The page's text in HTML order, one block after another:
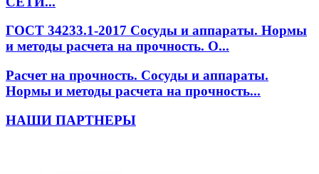
ГОСТ 34233.1-2017 Сосуды и аппараты. Нормы
и методы расчета на прочность. О...
Расчет на прочность. Сосуды и аппараты.
Нормы и методы расчета на прочность...
НАШИ ПАРТНЕРЫ